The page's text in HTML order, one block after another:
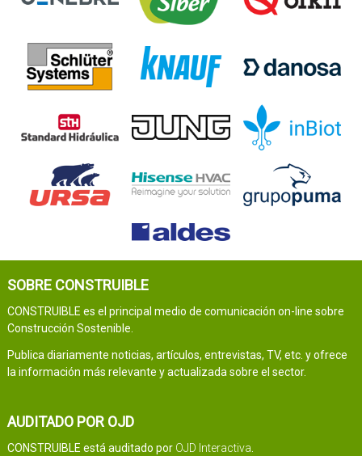
SOBRE CONSTRUIBLE
CONSTRUIBLE es el principal medio de comunicación on-line sobre
Construcción Sostenible.
Publica diariamente noticias, artículos, entrevistas, TV, etc. y ofrece
la información más relevante y actualizada sobre el sector.
AUDITADO POR OJD
CONSTRUIBLE está auditado por OJD Interactiva.